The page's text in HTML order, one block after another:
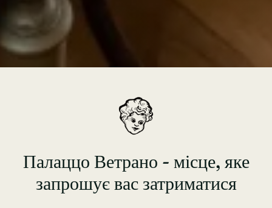
Палаццо Ветрано - місце, яке
запрошує вас затриматися